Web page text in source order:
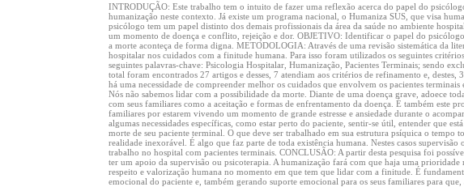
INTRODUÇÃO: Este trabalho tem o intuito de fazer uma reflexão acerca do papel do
humanização neste contexto. Já existe um programa nacional, o Humaniza SUS, que visa
psicólogo tem um papel distinto dos demais profissionais da área da saúde no ambiente
um momento de doença e conflito, rejeição e dor. OBJETIVO: Identificar o papel do
a morte aconteça de forma digna. METODOLOGIA: Através de uma revisão sistemática da
hospitalar nos cuidados com a finitude humana. Para isso foram utilizados os seguintes
seguintes palavras-chave: Psicologia Hospitalar, Humanização, Pacientes Terminais; sendo
total foram encontrados 27 artigos e desses, 7 atendiam aos critérios de refinamento e,
há uma necessidade de compreender melhor os cuidados que envolvem os pacientes
Nós não sabemos lidar com a possibilidade da morte. Diante de uma doença grave, adoece
com seus familiares como a aceitação e formas de enfrentamento da doença. É também este
familiares por estarem vivendo um momento de grande estresse e ansiedade durante o
algumas necessidades específicas, como estar perto do paciente, sentir-se útil, entender que
morte de seu paciente terminal. O que deve ser trabalhado em sua estrutura psíquica o
realidade inexorável. É algo que faz parte de toda existência humana. Nestes casos
trabalho no hospital com pacientes terminais. CONCLUSÃO: A partir desta pesquisa foi
ter um apoio da supervisão ou psicoterapia. A humanização fará com que haja uma prioridade
respeito e valorização humana no momento em que tem que lidar com a finitude. É
emocional do paciente e, também gerando suporte emocional para os seus familiares para